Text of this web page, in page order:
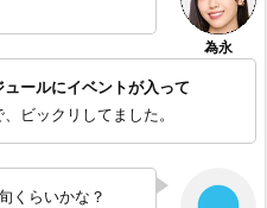
ュールにイベントが入って
ビックリしてました。
くらいかな？